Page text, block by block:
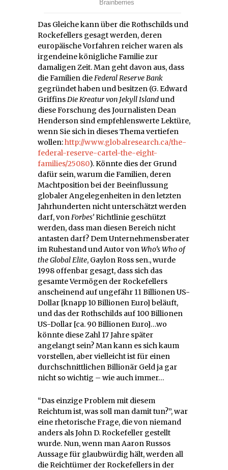
Das Gleiche kann über die Rothschilds und
Rockefellers gesagt werden, deren
europäische Vorfahren reicher waren als
irgendeine königliche Familie zur
damaligen Zeit. Man geht davon aus, dass
die Familien dieFederal Reserve Bank
gegründet haben und besitzen (G. Edward
GriffinsDie Kreatur von Jekyll Islandund
diese Forschung des Journalisten Dean
Henderson sind empfehlenswerte Lektüre,
wenn Sie sich in dieses Thema vertiefen
wollen:http://www.globalresearch.ca/the-
federal-reserve-cartel-the-eight-
families/25080). Könnte dies der Grund
dafür sein, warum die Familien, deren
Machtposition bei der Beeinflussung
globaler Angelegenheiten in den letzten
Jahrhunderten nicht unterschätzt werden
darf, vonForbes’Richtlinie geschützt
werden, dass man diesen Bereich nicht
antasten darf? Dem Unternehmensberater
im Ruhestand und Autor vonWho’s Who of
the Global Elite, Gaylon Ross sen., wurde
1998 offenbar gesagt, dass sich das
gesamte Vermögen der Rockefellers
anscheinend auf ungefähr 11 Billionen US-
Dollar [knapp 10 Billionen Euro] beläuft,
und das der Rothschilds auf 100 Billionen
US-Dollar [ca. 90 Billionen Euro]…wo
könnte diese Zahl 17 Jahre später
angelangt sein? Man kann es sich kaum
vorstellen, aber vielleicht ist für einen
durchschnittlichen Billionär Geld ja gar
nicht so wichtig – wie auch immer…
“Das einzige Problem mit diesem
Reichtum ist, was soll man damit tun?”, war
eine rhetorische Frage, die von niemand
anders als John D. Rockefeller gestellt
wurde. Nun, wenn man Aaron Russos
Aussage für glaubwürdig hält, werden all
die Reichtümer der Rockefellers in der